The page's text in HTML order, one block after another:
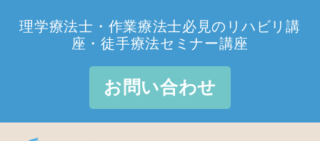
理学療法士・作業療法士必見のリハビリ講
座・徒手療法セミナー講座
お問い合わせ